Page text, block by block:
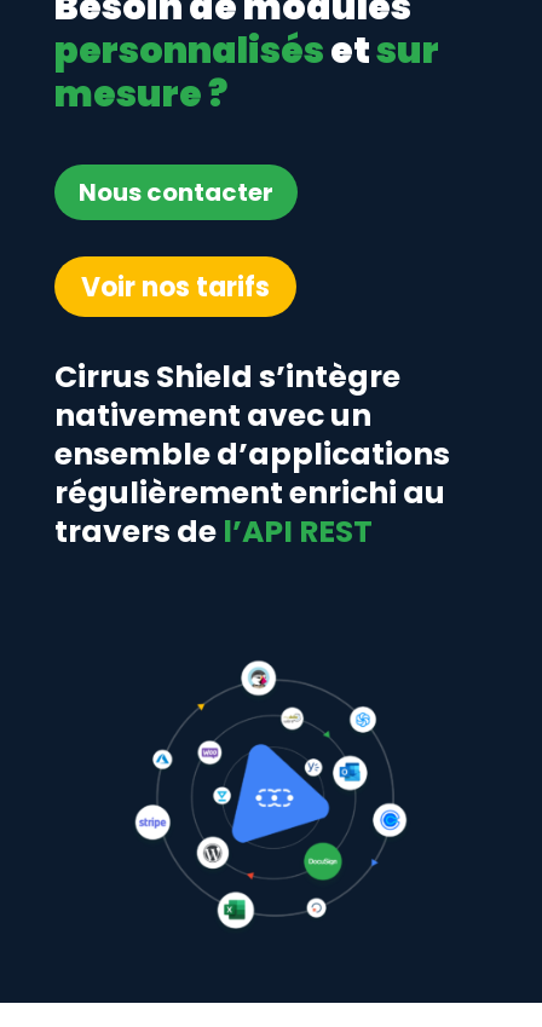
personnalisésetsur
mesure ?
Nous contacter
Voir nos tarifs
Cirrus Shield s’intègre
nativement avec un
ensemble d’applications
régulièrement enrichi au
travers de l’API REST